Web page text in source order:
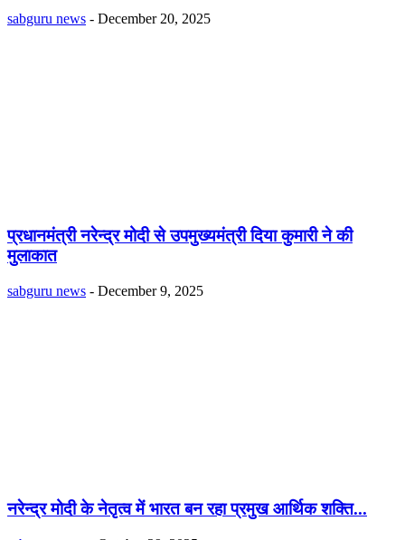
sabguru news - December 20, 2025
प्रधानमंत्री नरेन्द्र मोदी से उपमुख्यमंत्री दिया कुमारी ने की
मुलाकात
sabguru news - December 9, 2025
नरेन्द्र मोदी के नेतृत्व में भारत बन रहा प्रमुख आर्थिक शक्ति...